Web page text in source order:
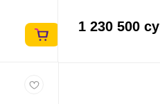
1 230 500